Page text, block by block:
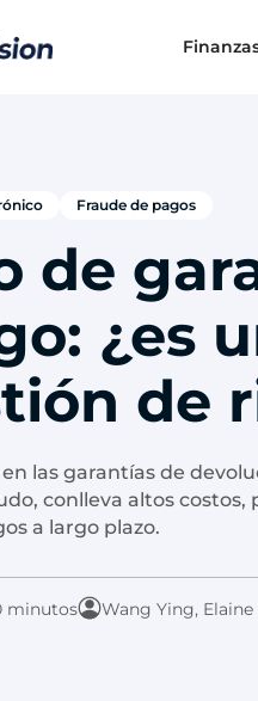
Fraude de pagos
de
¿es
de
las garantías de
conlleva altos
a largo plazo.
minutos Wang Ying,